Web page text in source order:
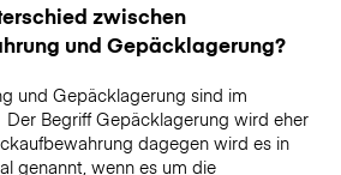
zwischen
und Gepäcklagerung?
und Gepäcklagerung sind im
Begriff Gepäcklagerung wird eher
dagegen wird es in
genannt, wenn es um die